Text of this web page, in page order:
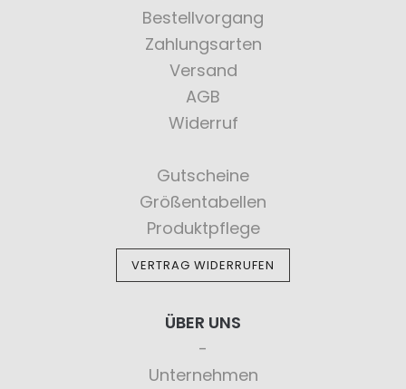
Bestellvorgang
Zahlungsarten
Versand
AGB
Widerruf
Gutscheine
Größentabellen
Produktpflege
VERTRAG WIDERRUFEN
ÜBER UNS
Unternehmen